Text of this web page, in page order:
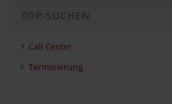
TOP-SUCHEN
Call Center
Terminierung